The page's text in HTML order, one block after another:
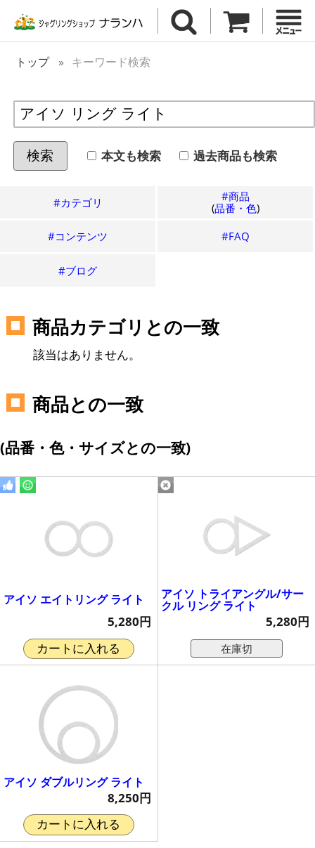
トップ キーワード検索
検索 本文も検索 過去商品も検索
#カテゴリ
#商品
(品番・色)
#コンテンツ #FAQ
#ブログ
商品カテゴリとの一致
該当はありません。
商品との一致
(品番・色・サイズとの一致)
アイソ エイトリング ライト
5,280円
カートに入れる
アイソ トライアングル/サー
クル リング ライト
5,280円
在庫切
アイソ ダブルリング ライト
8,250円
カートに入れる